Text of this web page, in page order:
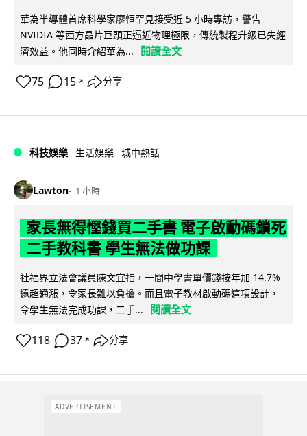
華為半導體首席科學家廖恒罕見接受近 5 小時專訪，警告
NVIDIA 等西方晶片巨頭正逼近物理極限，傳統製程升級已失經
濟效益。他同時介紹華為...
閱讀全文
75 15 ↗ 分享
科技娛樂 生活娛樂 城中熱話
Lawton 1 小時
家長無得慳錢買二手書 電子啟動碼鎖死
二手教科書 學生無法做功課
社福界立法會議員陳文宜指，一間中學書單價錢按年加 14.7%
遠超通漲，令家長難以負擔。而且電子教材啟動碼這項設計，
令學生無法完成功課，二手...
閱讀全文
118 37 ↗ 分享
ADVERTISEMENT